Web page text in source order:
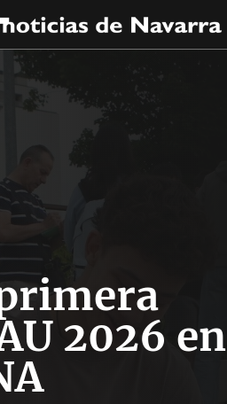
2026 en